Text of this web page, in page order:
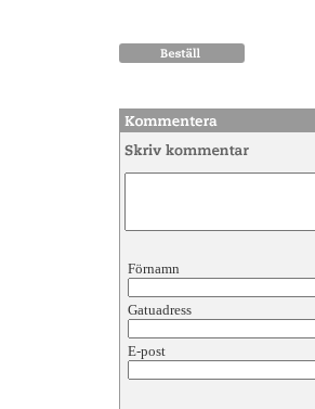
Förnamn
Gatuadress
E-post